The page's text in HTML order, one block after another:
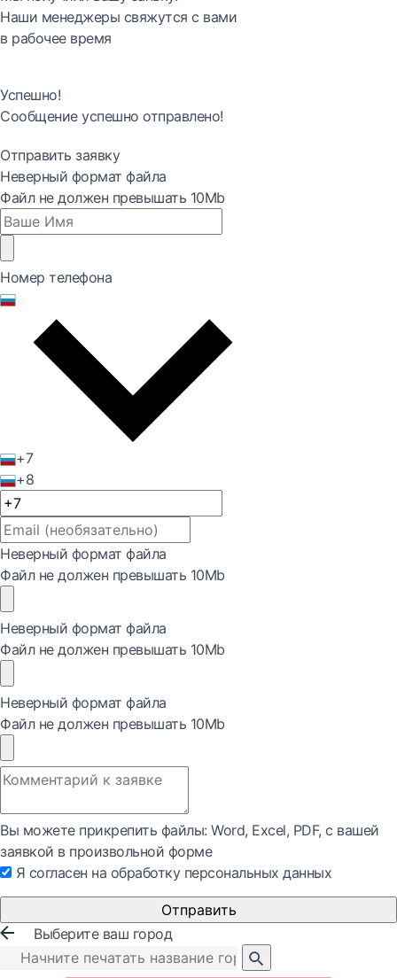
Наши менеджеры свяжутся с вами
в рабочее время
Успешно!
Сообщение успешно отправлено!
Отправить заявку
Неверный формат файла
Файл не должен превышать 10Mb
Номер телефона
+7
+8
Неверный формат файла
Файл не должен превышать 10Mb
Неверный формат файла
Файл не должен превышать 10Mb
Неверный формат файла
Файл не должен превышать 10Mb
Вы можете прикрепить файлы: Word, Exсel, PDF, с вашей
заявкой в произвольной форме
Я согласен на обработку персональных данных
Отправить
Выберите ваш город